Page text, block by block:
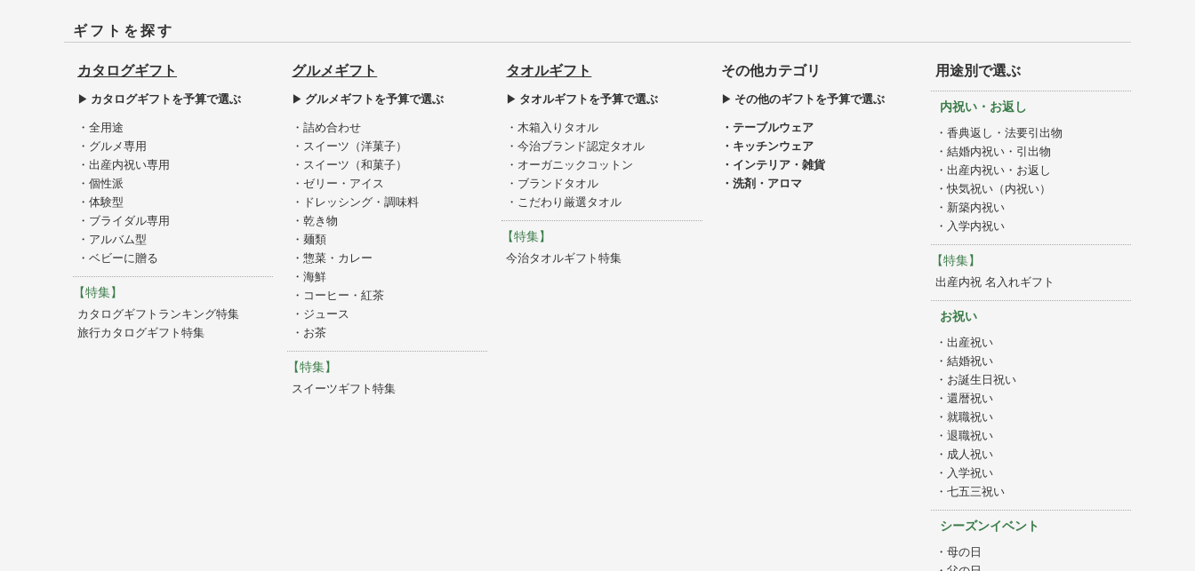
ギフトを探す
カタログギフト
カタログギフトを予算で選ぶ
・全用途
・グルメ専用
・出産内祝い専用
・個性派
・体験型
・ブライダル専用
・アルバム型
・ベビーに贈る
【特集】
カタログギフトランキング特集
旅行カタログギフト特集
グルメギフト
グルメギフトを予算で選ぶ
・詰め合わせ
・スイーツ（洋菓子）
・スイーツ（和菓子）
・ゼリー・アイス
・ドレッシング・調味料
・乾き物
・麺類
・惣菜・カレー
・海鮮
・コーヒー・紅茶
・ジュース
・お茶
【特集】
スイーツギフト特集
タオルギフト
タオルギフトを予算で選ぶ
・木箱入りタオル
・今治ブランド認定タオル
・オーガニックコットン
・ブランドタオル
・こだわり厳選タオル
【特集】
今治タオルギフト特集
その他カテゴリ
その他のギフトを予算で選ぶ
・テーブルウェア
・キッチンウェア
・インテリア・雑貨
・洗剤・アロマ
用途別で選ぶ
内祝い・お返し
・香典返し・法要引出物
・結婚内祝い・引出物
・出産内祝い・お返し
・快気祝い（内祝い）
・新築内祝い
・入学内祝い
【特集】
出産内祝 名入れギフト
お祝い
・出産祝い
・結婚祝い
・お誕生日祝い
・還暦祝い
・就職祝い
・退職祝い
・成人祝い
・入学祝い
・七五三祝い
シーズンイベント
・母の日